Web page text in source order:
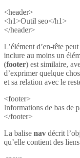
<header>
<h1>Outil seo</h1>
</header>
L’élément d’en-tête
inclure au moins un
(footer) est similaire,
d’exprimer quelque
et sa relation avec le
<footer>
Informations de bas de
</footer>
La balise nav décrit
qu’elle contient des